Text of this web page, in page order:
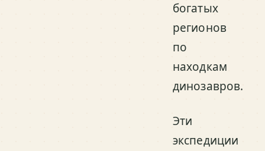
богатых
регионов
по
находкам
динозавров.
Эти
экспедиции